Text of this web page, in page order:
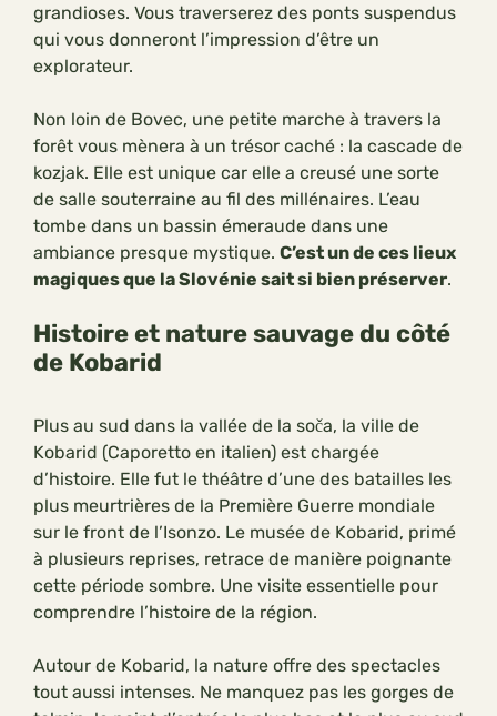
grandioses. Vous traverserez des ponts suspendus
qui vous donneront l’impression d’être un
explorateur.
Non loin de Bovec, une petite marche à travers la
forêt vous mènera à un trésor caché : la cascade de
kozjak. Elle est unique car elle a creusé une sorte
de salle souterraine au fil des millénaires. L’eau
tombe dans un bassin émeraude dans une
ambiance presque mystique. C’est un de ces lieux
magiques que la Slovénie sait si bien préserver.
Histoire et nature sauvage du côté
de Kobarid
Plus au sud dans la vallée de la soča, la ville de
Kobarid (Caporetto en italien) est chargée
d’histoire. Elle fut le théâtre d’une des batailles les
plus meurtrières de la Première Guerre mondiale
sur le front de l’Isonzo. Le musée de Kobarid, primé
à plusieurs reprises, retrace de manière poignante
cette période sombre. Une visite essentielle pour
comprendre l’histoire de la région.
Autour de Kobarid, la nature offre des spectacles
tout aussi intenses. Ne manquez pas les gorges de